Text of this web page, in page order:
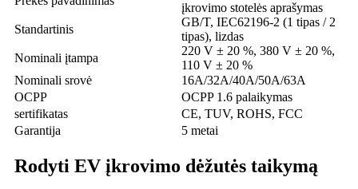
įkrovimo stotelės aprašymas
Standartinis
GB/T, IEC62196-2 (1 tipas / 2
tipas), lizdas
Nominali įtampa
220 V ± 20 %, 380 V ± 20 %,
110 V ± 20 %
Nominali srovė
16A/32A/40A/50A/63A
OCPP
OCPP 1.6 palaikymas
sertifikatas
CE, TUV, ROHS, FCC
Garantija
5 metai
Rodyti EV įkrovimo dėžutės taikymą